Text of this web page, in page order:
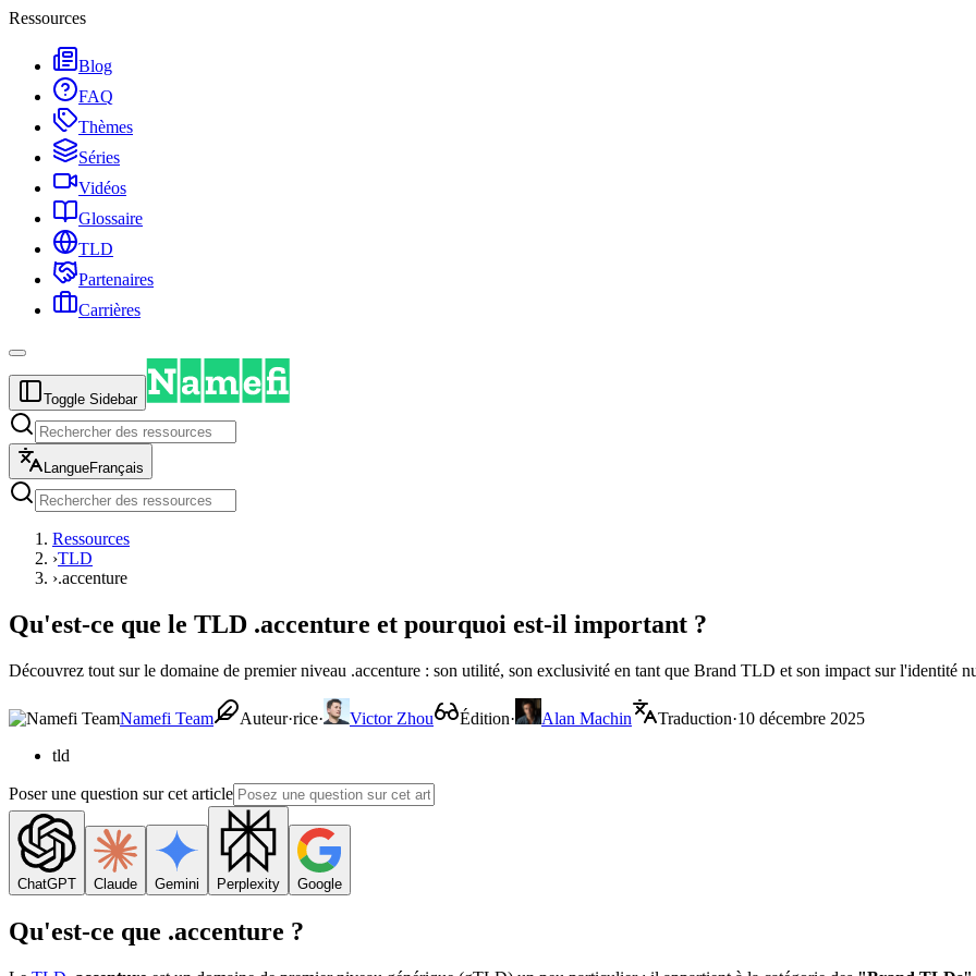
Ressources
Blog
FAQ
Thèmes
Séries
Vidéos
Glossaire
TLD
Partenaires
Carrières
Toggle Sidebar
LangueFrançais
Ressources
›TLD
›.accenture
Qu'est-ce que le TLD .accenture et pourquoi est-il important ?
Découvrez tout sur le domaine de premier niveau .accenture : son utilité, son exclusivité en tant que Brand TLD et son impact sur l'identité
Namefi Team Auteur·rice· Victor Zhou Édition· Alan Machin Traduction·10 décembre 2025
tld
Poser une question sur cet article
ChatGPT Claude Gemini Perplexity Google
Qu'est-ce que .accenture ?